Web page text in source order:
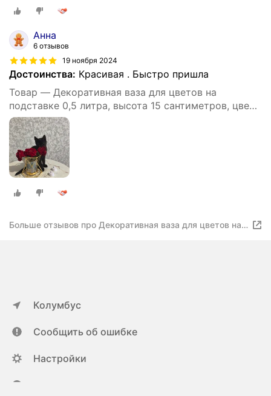
Анна
6 отзывов
19 ноября 2024
Достоинства: Красивая . Быстро пришла
Товар — Декоративная ваза для цветов на
подставке 0,5 литра, высота 15 сантиметров, цвет
золотой
Больше отзывов про Декоративная ваза для цветов на
Колумбус
Сообщить об ошибке
Настройки